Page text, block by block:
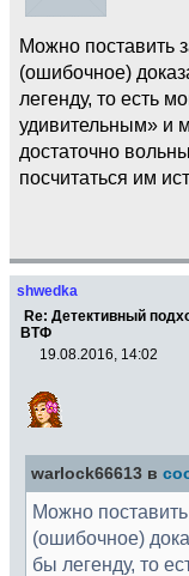
Можно поставить
(ошибочное)
легенду, то есть
удивительным» и
достаточно
посчитаться им
shwedka
Re: Детективный
ВТФ
19.08.2016, 14:02
warlock66613 в
Можно
(ошибочное)
бы легенду, то